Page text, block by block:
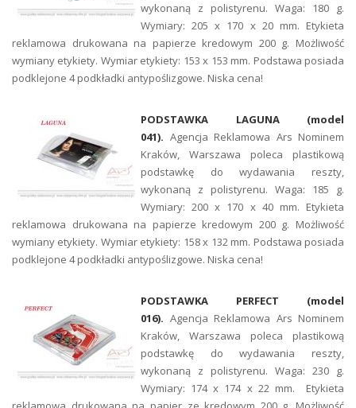
wykonaną z polistyrenu. Waga: 180 g.
Wymiary: 205 x 170 x 20 mm. Etykieta
reklamowa drukowana na papierze kredowym 200 g. Możliwość
wymiany etykiety. Wymiar etykiety: 153 x 153 mm. Podstawa posiada
podklejone 4 podkładki antypoślizgowe. Niska cena!
PODSTAWKA LAGUNA (model
041). Agencja Reklamowa Ars Nominem
Kraków, Warszawa poleca plastikową
podstawkę do wydawania reszty,
wykonaną z polistyrenu. Waga: 185 g.
Wymiary: 200 x 170 x 40 mm. Etykieta
reklamowa drukowana na papierze kredowym 200 g. Możliwość
wymiany etykiety. Wymiar etykiety: 158 x 132 mm. Podstawa posiada
podklejone 4 podkładki antypoślizgowe. Niska cena!
PODSTAWKA PERFECT (model
016). Agencja Reklamowa Ars Nominem
Kraków, Warszawa poleca plastikową
podstawkę do wydawania reszty,
wykonaną z polistyrenu. Waga: 230 g.
Wymiary: 174 x 174 x 22 mm. Etykieta